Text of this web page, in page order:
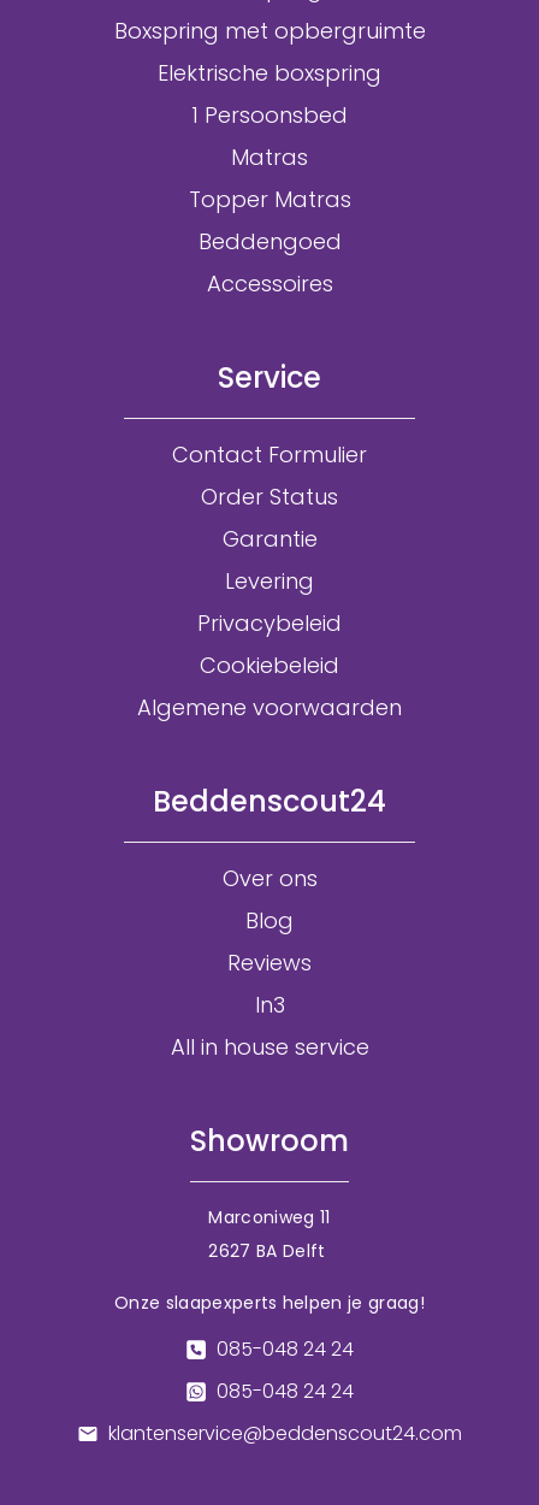
Boxspring met opbergruimte
Elektrische boxspring
1 Persoonsbed
Matras
Topper Matras
Beddengoed
Accessoires
Service
Contact Formulier
Order Status
Garantie
Levering
Privacybeleid
Cookiebeleid
Algemene voorwaarden
Beddenscout24
Over ons
Blog
Reviews
In3
All in house service
Showroom
Marconiweg 11
2627 BA Delft
Onze slaapexperts helpen je graag!
085-048 24 24
085-048 24 24
klantenservice@beddenscout24.com